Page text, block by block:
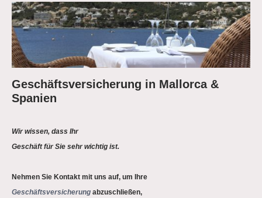
Geschäftsversicherung in Mallorca &
Spanien
Wir wissen, dass Ihr
Geschäft für Sie sehr wichtig ist.
Nehmen Sie Kontakt mit uns auf, um Ihre
Geschäftsversicherung abzuschließen,